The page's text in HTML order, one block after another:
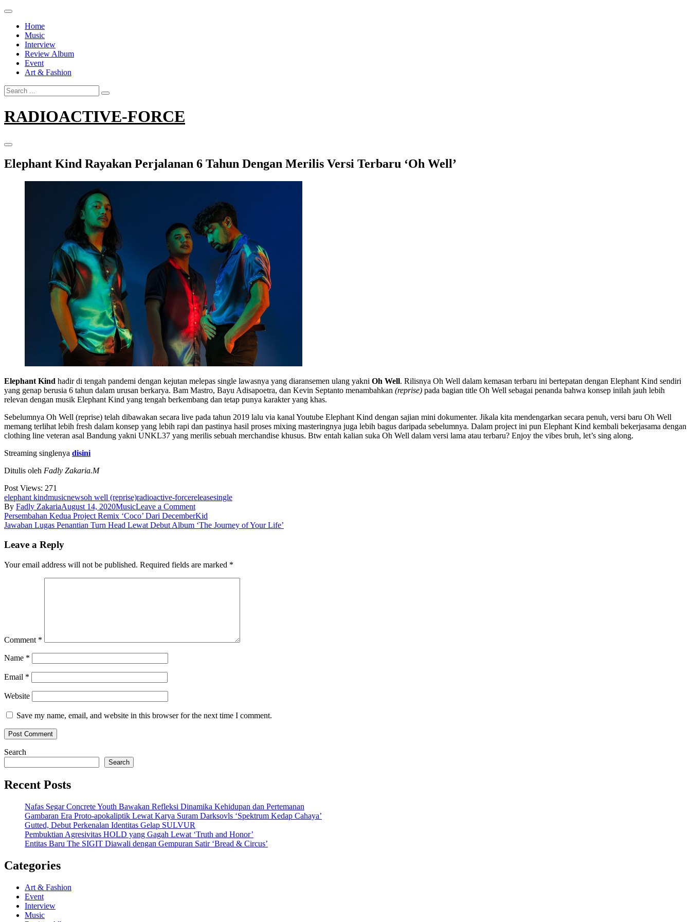
Skip
contentHome
Music
Interview
Review Album
Event
Art & Fashion
Search
for:
RADIOACTIVE-FORCE
Elephant Kind Rayakan Perjalanan 6 Tahun Dengan Merilis Versi Terbaru ‘Oh Well’
Elephant Kind hadir di tengah pandemi dengan kejutan melepas single lawasnya yang diaransemen ulang yakni Oh Well. Rilisnya Oh Well dalam kemasan terbaru ini bertepatan dengan Elephant Kind sendiri
yang genap berusia 6 tahun dalam urusan berkarya. Bam Mastro, Bayu Adisapoetra, dan Kevin Septanto menambahkan (reprise) pada bagian title Oh Well sebagai penanda bahwa konsep inilah jauh lebih
relevan dengan musik Elephant Kind yang tengah berkembang dan tetap punya karakter yang khas.
Sebelumnya Oh Well (reprise) telah dibawakan secara live pada tahun 2019 lalu via kanal Youtube Elephant Kind dengan sajian mini dokumenter. Jikala kita mendengarkan secara penuh, versi baru Oh Well
memang terlihat lebih fresh dalam konsep yang lebih rapi dan pastinya hasil proses mixing masteringnya juga lebih bagus daripada sebelumnya. Dalam project ini pun Elephant Kind kembali bekerjasama dengan
clothing line veteran asal Bandung yakni UNKL37 yang merilis sebuah merchandise khusus. Btw entah kalian suka Oh Well dalam versi lama atau terbaru? Enjoy the vibes bruh, let’s sing along.
Streaming singlenya disini
Ditulis oleh Fadly Zakaria.M
Post Views: 271
elephant kindmusicnewsoh well (reprise)radioactive-forcereleasesingle
By Fadly ZakariaAugust 14, 2020MusicLeave a Commenton
Elephant
Kind
Tahun
Merilis
Post
navigation
Persembahan Kedua Project Remix ‘Coco’ Dari DecemberKid
Jawaban Lugas Penantian Turn Head Lewat Debut Album ‘The Journey of Your Life’
Leave a Reply
Your email address will not be published. Required fields are marked *
Comment *
Name *
Email *
Website
Save my name, email, and website in this browser for the next time I comment.
Search
Search
Recent Posts
Nafas Segar Concrete Youth Bawakan Refleksi Dinamika Kehidupan dan Pertemanan
Gambaran Era Proto-apokaliptik Lewat Karya Suram Darksovls ‘Spektrum Kedap Cahaya’
Gutted, Debut Perkenalan Identitas Gelap SULVUR
Pembuktian Agresivitas HOLD yang Gagah Lewat ‘Truth and Honor’
Entitas Baru The SIGIT Diawali dengan Gempuran Satir ‘Bread & Circus’
Categories
Art & Fashion
Event
Interview
Music